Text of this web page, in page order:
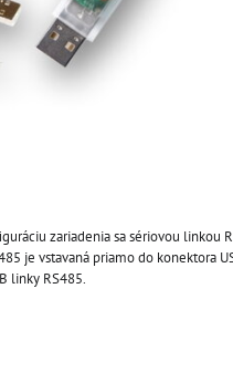
zariadenia sa sériovou linkou
je vstavaná priamo do konektora
linky RS485.